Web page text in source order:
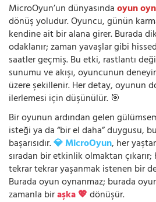
MicroOyun’un dünyasındaoyun
dönüş yoludur. Oyuncu, günün
kendine ait bir alana girer. Burada
odaklanır; zaman yavaşlar gibi
saatler geçmiş. Bu etki, rastlantı
sunumu ve akışı, oyuncunun
üzere şekillenir. Her detay, oyunun
ilerlemesi için düşünülür. 🎯
Bir oyunun ardından gelen
isteği ya da “bir el daha” duygusu,
başarısıdır.💎 MicroOyun, her
sıradan bir etkinlik olmaktan
tekrar tekrar yaşanmak istenen bir
Burada oyun oynanmaz; burada
zamanla biraşka 💖dönüşür.